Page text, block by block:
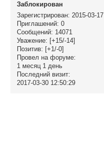
Заблокирован
Зарегистрирован: 2015-03-17
Приглашений: 0
Сообщений: 14071
Уважение: [+15/-14]
Позитив: [+1/-0]
Провел на форуме:
1 месяц 1 день
Последний визит:
2017-03-30 12:50:29